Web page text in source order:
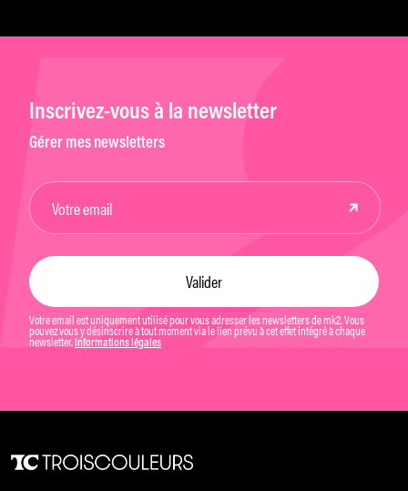
Inscrivez-vous à la newsletter
Gérer mes newsletters
Votre email est uniquement utilisé pour vous adresser les newsletters de mk2. Vous
pouvez vous y désinscrire à tout moment via le lien prévu à cet effet intégré à chaque
newsletter. Informations légales